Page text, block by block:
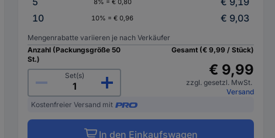
8% = € 0,80
10
10% = € 0,96 € 9,03
Mengenrabatte variieren je nach Verkäufer
Anzahl (Packungsgröße 50
St.)
Set(s)
Gesamt (€ 9,99 / Stück)
€ 9,99
zzgl. gesetzl. MwSt.
Versand
Kostenfreier Versand mit
In den Einkaufswagen